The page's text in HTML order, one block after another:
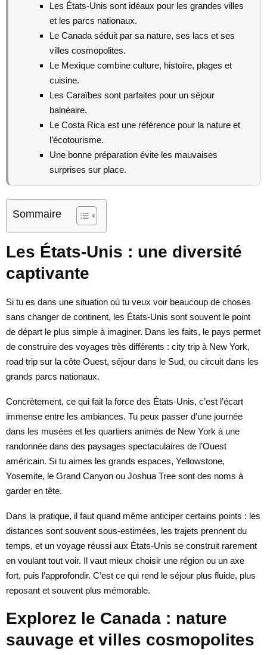
Les États-Unis sont idéaux pour les grandes villes
et les parcs nationaux.
Le Canada séduit par sa nature, ses lacs et ses
villes cosmopolites.
Le Mexique combine culture, histoire, plages et
cuisine.
Les Caraïbes sont parfaites pour un séjour
balnéaire.
Le Costa Rica est une référence pour la nature et
l’écotourisme.
Une bonne préparation évite les mauvaises
surprises sur place.
Sommaire
Les États-Unis : une diversité
captivante
Si tu es dans une situation où tu veux voir beaucoup de choses
sans changer de continent, les États-Unis sont souvent le point
de départ le plus simple à imaginer. Dans les faits, le pays permet
de construire des voyages très différents : city trip à New York,
road trip sur la côte Ouest, séjour dans le Sud, ou circuit dans les
grands parcs nationaux.
Concrètement, ce qui fait la force des États-Unis, c’est l’écart
immense entre les ambiances. Tu peux passer d’une journée
dans les musées et les quartiers animés de New York à une
randonnée dans des paysages spectaculaires de l’Ouest
américain. Si tu aimes les grands espaces, Yellowstone,
Yosemite, le Grand Canyon ou Joshua Tree sont des noms à
garder en tête.
Dans la pratique, il faut quand même anticiper certains points : les
distances sont souvent sous-estimées, les trajets prennent du
temps, et un voyage réussi aux États-Unis se construit rarement
en voulant tout voir. Il vaut mieux choisir une région ou un axe
fort, puis l’approfondir. C’est ce qui rend le séjour plus fluide, plus
reposant et souvent plus mémorable.
Explorez le Canada : nature
sauvage et villes cosmopolites